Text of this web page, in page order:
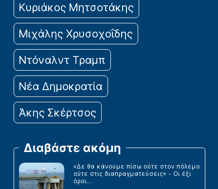
Κυριάκος Μητσοτάκης
Μιχάλης Χρυσοχοΐδης
Ντόναλντ Τραμπ
Νέα Δημοκρατία
Άκης Σκέρτσος
Διαβάστε ακόμη
«Δε θα κάνουμε πίσω ούτε στον πόλεμο
ούτε στις διαπραγματεύσεις» - Οι έξι
όροι...